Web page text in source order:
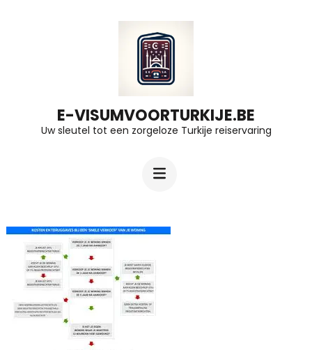
E-VISUMVOORTURKIJE.BE
Uw sleutel tot een zorgeloze Turkije reiservaring